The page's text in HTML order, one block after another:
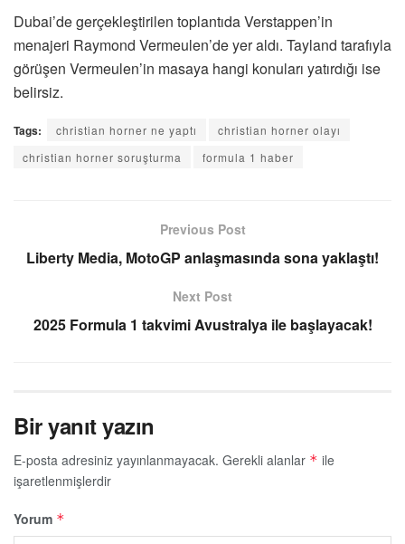
Dubai’de gerçekleştirilen toplantıda Verstappen’in
menajeri Raymond Vermeulen’de yer aldı. Tayland tarafıyla
görüşen Vermeulen’in masaya hangi konuları yatırdığı ise
belirsiz.
Tags: christian horner ne yaptı
christian horner olayı
christian horner soruşturma
formula 1 haber
Previous Post
Liberty Media, MotoGP anlaşmasında sona yaklaştı!
Next Post
2025 Formula 1 takvimi Avustralya ile başlayacak!
Bir yanıt yazın
E-posta adresiniz yayınlanmayacak. Gerekli alanlar * ile
işaretlenmişlerdir
Yorum *